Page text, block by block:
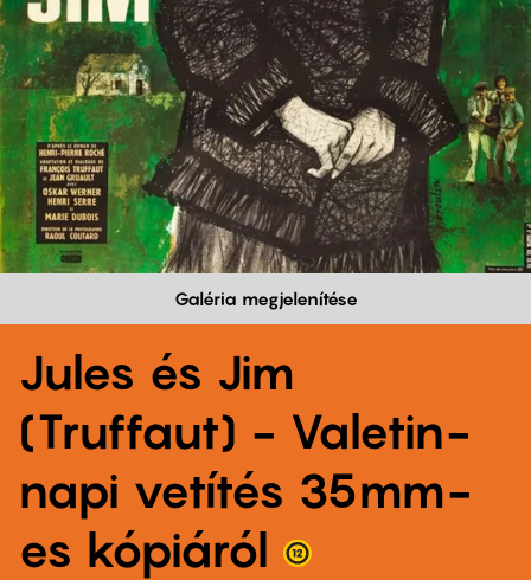
Galéria megjelenítése
Jules és Jim
(Truffaut) - Valetin-
napi vetítés 35mm-
es kópiáról